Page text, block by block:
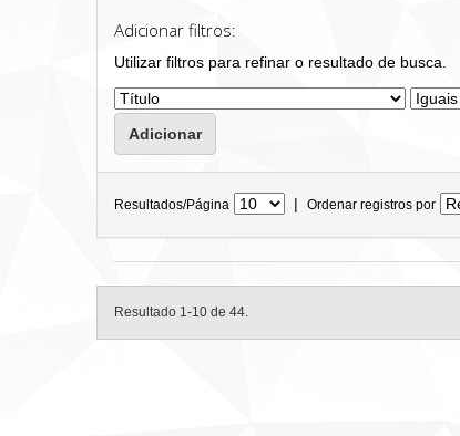
Adicionar filtros:
Utilizar filtros para refinar o resultado de busca.
Resultados/Página | Ordenar registros por
Resultado 1-10 de 44.